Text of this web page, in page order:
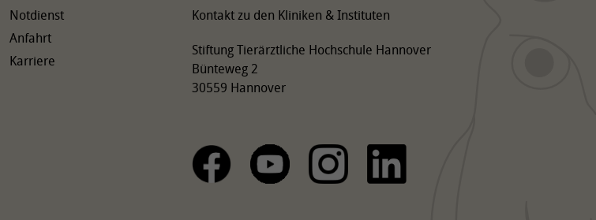
Notdienst
Anfahrt
Karriere
Kontakt zu den Kliniken & Instituten
Stiftung Tierärztliche Hochschule Hannover
Bünteweg 2
30559 Hannover